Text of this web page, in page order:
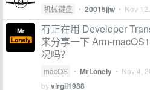
机械键盘 • 20015jjw • Nov
有正在用 Developer
来分享一下 Arm-
况吗？
macOS • MrLonely • Nov 4,
byvirgil1988